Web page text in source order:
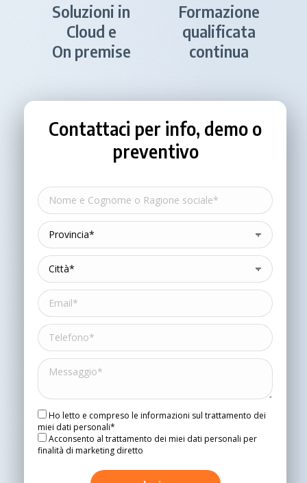
Soluzioni in
Cloud e
On premise
Formazione
qualificata
continua
Contattaci per info, demo o
preventivo
Ho letto e compreso le informazioni sul trattamento dei
miei dati personali*
Acconsento al trattamento dei miei dati personali per
finalità di marketing diretto